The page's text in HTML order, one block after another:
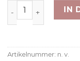
1S LSD - 10 ugIN
Artikelnummer: n. v.